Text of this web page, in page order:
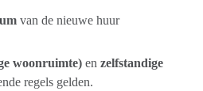
van de nieuwe huur
woonruimte) en zelfstandige
regels gelden.